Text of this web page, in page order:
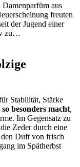
aus
freuten
der Jugend einer
zu…
Stabilität, Stärke
besonders macht,
Im Gegensatz zu
Zeder durch eine
Duft von frisch
im Spätherbst